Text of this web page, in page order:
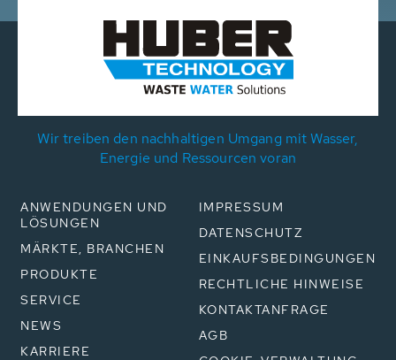
Wir treiben den nachhaltigen Umgang mit Wasser,
Energie und Ressourcen voran
ANWENDUNGEN UND
LÖSUNGEN
MÄRKTE, BRANCHEN
PRODUKTE
SERVICE
NEWS
KARRIERE
IMPRESSUM
DATENSCHUTZ
EINKAUFSBEDINGUNGEN
RECHTLICHE HINWEISE
KONTAKTANFRAGE
AGB